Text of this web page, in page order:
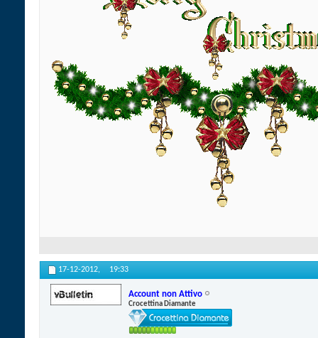
17-12-2012, 19:33
Account non Attivo
Crocettina Diamante